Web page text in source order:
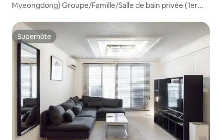
Myeongdong) Groupe/Famille/Salle de bain privée (1er
Superhôte
Superhôte